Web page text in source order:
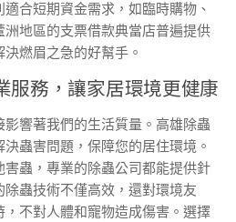
合短期資金需求，如臨時購物、
地區的支票借款典當店普遍提供
燃眉之急的好幫手。
服務，讓家居環境更健康
響著我們的生活質量。高雄除蟲
蟲害問題，保障您的居住環境。
蟲，專業的除蟲公司都能提供針
蟲技術不僅高效，還對環境友
不對人體和寵物造成傷害。選擇